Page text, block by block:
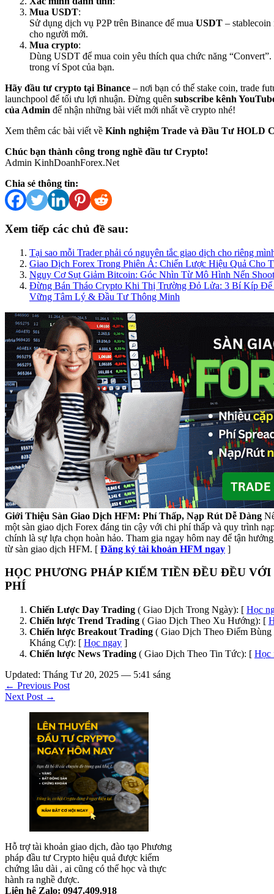
Mua USDT:
Sử dụng dịch vụ P2P trên Binance để mua USDT –
cho người mới.
Mua crypto:
Dùng USDT để mua coin yêu thích qua chức năng “Convert”.
trong ví Spot của bạn.
Hãy đầu tư crypto tại Binance – nơi bạn có thể stake coin, trade
launchpool để tối ưu lợi nhuận. Đừng quên subscribe kênh
của Admin để nhận những bài viết mới nhất về crypto nhé!
Xem thêm các bài viết về Kinh nghiệm Trade và Đầu Tư HOLD
Chúc bạn thành công trong nghề đầu tư Crypto!
Admin KinhDoanhForex.Net
Chia sẻ thông tin:
Xem tiếp các chủ đề sau:
Tại sao mỗi Trader phải có nguyên tắc giao dịch cho riêng
Giao Dịch Forex Trong Phiên Á: Chiến Lược Hiệu Quả Cho
Nguy Cơ Sụt Giảm Bitcoin: Góc Nhìn Từ Mô Hình Nến
Đừng Bán Tháo Crypto Khi Thị Trường Đỏ Lửa: 3 Bí Kíp Để
Vững Tâm Lý & Đầu Tư Thông Minh
Giới Thiệu Sàn Giao Dịch HFM: Phí Thấp, Nạp Rút Dễ Dàng
một sàn giao dịch Forex đáng tin cậy với chi phí thấp và quy trình
chính là sự lựa chọn hoàn hảo. Tham gia ngay hôm nay để tận
từ sàn giao dịch HFM. [ Đăng ký tài khoản HFM ngay ]
HỌC PHƯƠNG PHÁP KIẾM TIỀN ĐỀU ĐỀU
PHÍ
Chiến Lược Day Trading ( Giao Dịch Trong Ngày): [ Học
Chiến lược Trend Trading ( Giao Dịch Theo Xu Hướng): [
Chiến lược Breakout Trading ( Giao Dịch Theo Điểm Bùng
Kháng Cự): [ Học ngay ]
Chiến lược News Trading ( Giao Dịch Theo Tin Tức): [ Học
Updated: Tháng Tư 20, 2025 — 5:41 sáng
← Previous Post
Next Post →
Hỗ trợ tài khoản giao dịch, đào tạo Phương
pháp đầu tư Crypto hiệu quả được kiểm
chứng lâu dài , ai cũng có thể học và thực
hành ra nghề được.
Liên hệ Zalo: 0947.409.918